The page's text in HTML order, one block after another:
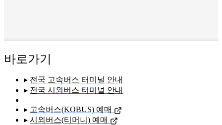
바로가기
▸ 전국 고속버스 터미널 안내
▸ 전국 시외버스 터미널 안내
▸ 고속버스(KOBUS) 예매
▸ 시외버스(티머니) 예매